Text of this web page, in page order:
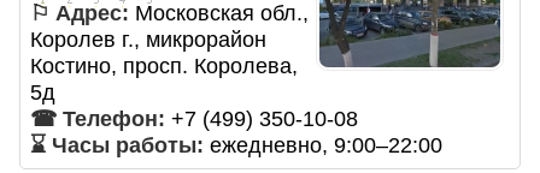
⚐ Адрес: Московская обл.,
Королев г., микрорайон
Костино, просп. Королева,
5д
☎ Телефон: +7 (499) 350-10-08
⌛ Часы работы: ежедневно, 9:00–22:00